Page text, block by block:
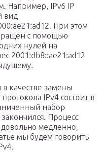
Например, IPv6 IP
вид
При этом
с помощью
нулей на
2001:db8::ae21:ad12
качестве замены
IPv4 состоит в
набор
Процесс
довольно медленно,
мы будем говорить